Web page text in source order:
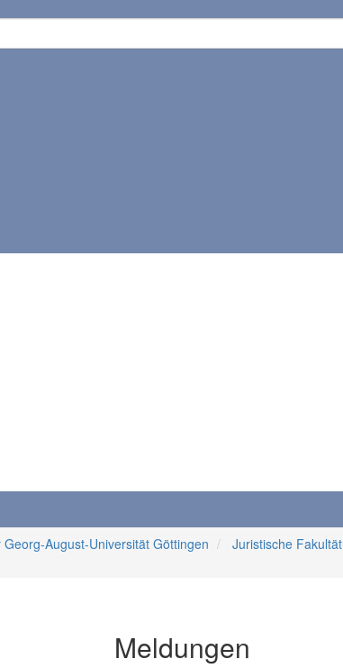
August-Universität Göttingen Juristische Fakultät
Meldungen